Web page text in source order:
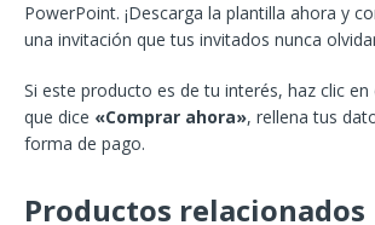
PowerPoint. ¡Descarga la plantilla ahora y
una invitación que tus invitados nunca
Si este producto es de tu interés, haz clic
que dice «Comprar ahora», rellena tus
forma de pago.
Productos relacionados